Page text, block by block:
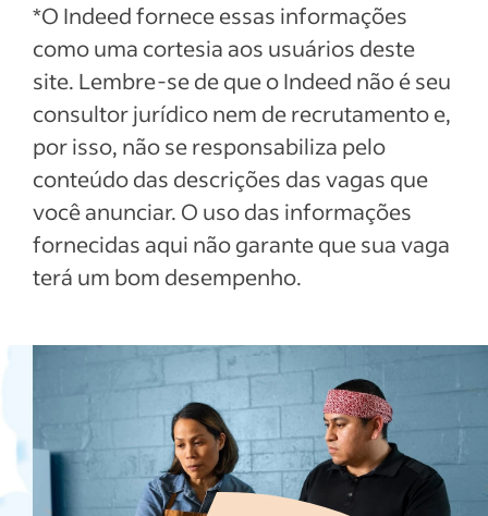
*O Indeed fornece essas informações
como uma cortesia aos usuários deste
site. Lembre-se de que o Indeed não é seu
consultor jurídico nem de recrutamento e,
por isso, não se responsabiliza pelo
conteúdo das descrições das vagas que
você anunciar. O uso das informações
fornecidas aqui não garante que sua vaga
terá um bom desempenho.